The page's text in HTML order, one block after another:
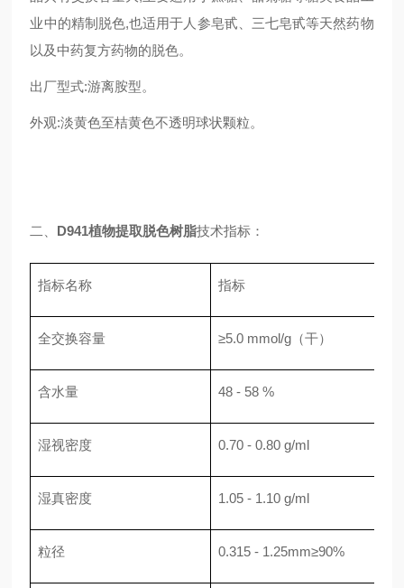
业中的精制脱色,也适用于人参皂甙、三七皂甙等天然药物
以及中药复方药物的脱色。
出厂型式:游离胺型。
外观:淡黄色至桔黄色不透明球状颗粒。
二、 D941植物提取脱色树脂技术指标：
指标名称 指标
全交换容量 ≥5.0 mmol/g（干）
含水量 48 - 58 %
湿视密度 0.70 - 0.80 g/ml
湿真密度 1.05 - 1.10 g/ml
粒径 0.315 - 1.25mm≥90%